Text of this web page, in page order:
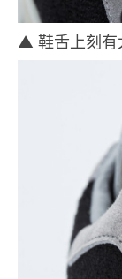
▲ 鞋舌上刻有